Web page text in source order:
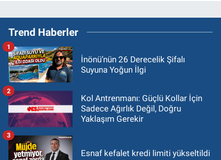
Trend Haberler
İnönü’nün 26 Derecelik Şifalı
Suyuna Yoğun İlgi
1
Kol Antrenmanı: Güçlü Kollar İçin
Sadece Ağırlık Değil, Doğru
Yaklaşım Gerekir
2
Esnaf kefalet kredi limiti yükseltildi
3